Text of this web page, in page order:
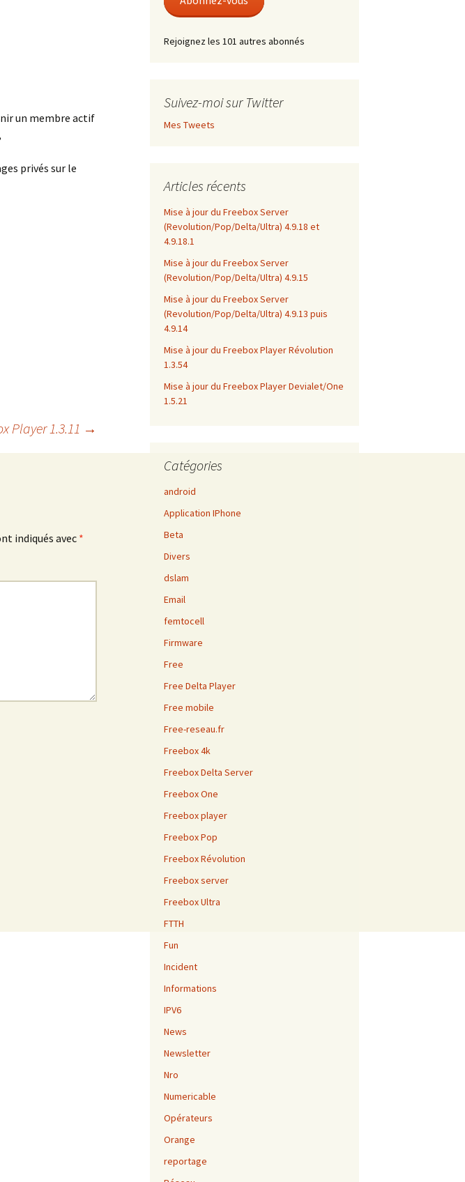
un membre actif
privés sur le
Player 1.3.11 →
indiqués avec*
Rejoignez les 101 autres abonnés
Suivez-moi sur Twitter
Mes Tweets
Articles récents
Mise à jour du Freebox Server
(Revolution/Pop/Delta/Ultra) 4.9.18 et
4.9.18.1
Mise à jour du Freebox Server
(Revolution/Pop/Delta/Ultra) 4.9.15
Mise à jour du Freebox Server
(Revolution/Pop/Delta/Ultra) 4.9.13 puis
4.9.14
Mise à jour du Freebox Player Révolution
1.3.54
Mise à jour du Freebox Player Devialet/One
1.5.21
Catégories
android
Application IPhone
Beta
Divers
dslam
Email
femtocell
Firmware
Free
Free Delta Player
Free mobile
Free-reseau.fr
Freebox 4k
Freebox Delta Server
Freebox One
Freebox player
Freebox Pop
Freebox Révolution
Freebox server
Freebox Ultra
FTTH
Fun
Incident
Informations
IPV6
News
Newsletter
Nro
Numericable
Opérateurs
Orange
reportage